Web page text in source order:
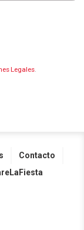
Legales.
Contacto